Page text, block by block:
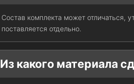
Состав комплекта может отличаться,
поставляется отдельно.
Из какого материала